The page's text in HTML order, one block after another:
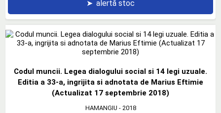
➤ alertă stoc
Codul muncii. Legea dialogului social si 14 legi uzuale.
Editia a 33-a, ingrijita si adnotata de Marius Eftimie
(Actualizat 17 septembrie 2018)
HAMANGIU - 2018